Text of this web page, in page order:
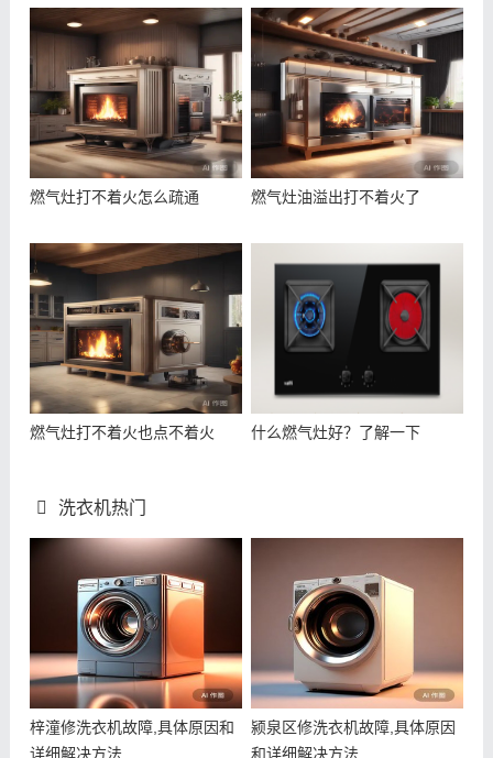
燃气灶打不着火怎么疏通 燃气灶油溢出打不着火了
燃气灶打不着火也点不着火 什么燃气灶好？了解一下
洗衣机热门
梓潼修洗衣机故障,具体原因和
详细解决方法
颍泉区修洗衣机故障,具体原因
和详细解决方法